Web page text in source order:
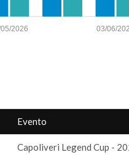
03/06/
2026
Evento
Capoliveri Legend Cup -